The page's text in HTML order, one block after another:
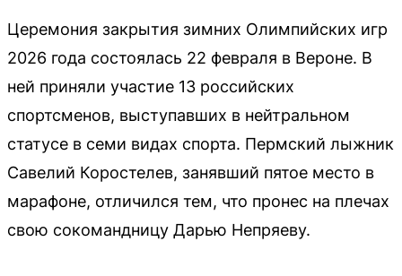
Церемония закрытия зимних Олимпийских игр
2026 года состоялась 22 февраля в Вероне. В
ней приняли участие 13 российских
спортсменов, выступавших в нейтральном
статусе в семи видах спорта. Пермский лыжник
Савелий Коростелев, занявший пятое место в
марафоне, отличился тем, что пронес на плечах
свою сокомандницу Дарью Непряеву.